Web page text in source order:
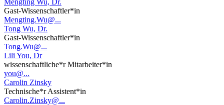
Gast-Wissenschaftler*in
Mengting.Wu@...
Tong Wu, Dr.
Gast-Wissenschaftler*in
Tong.Wu@...
Lili You, Dr
wissenschaftliche*r Mitarbeiter*in
you@...
Carolin Zinsky
Technische*r Assistent*in
Carolin.Zinsky@...